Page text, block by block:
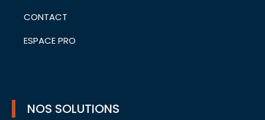
CONTACT
ESPACE PRO
NOS SOLUTIONS